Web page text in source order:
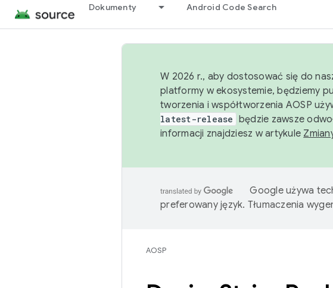
Dokumenty Android Code Search
W 2026 r., aby dostosować się do
platformy w ekosystemie, będziemy
tworzenia i współtworzenia AOSP
latest-release będzie zawsze
informacji znajdziesz w artykule
Google używa
preferowany język. Tłumaczenia
AOSP